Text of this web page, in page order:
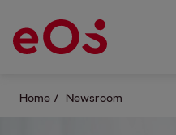
Home Newsroom